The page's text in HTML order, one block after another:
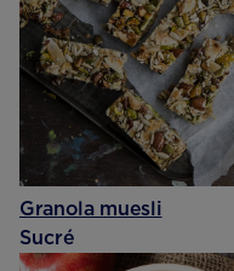
Granola muesli
Sucré